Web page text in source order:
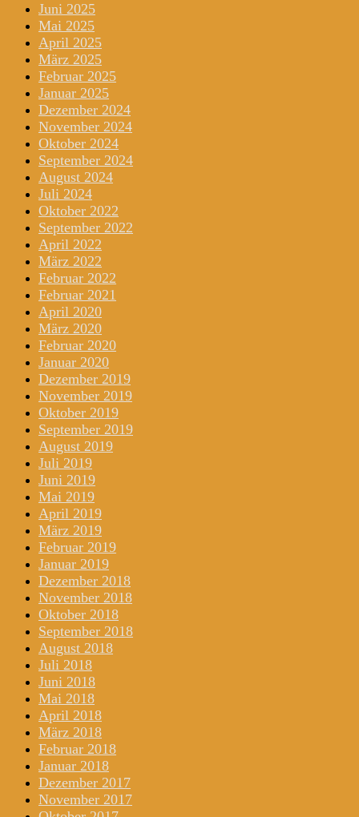
Juni 2025
Mai 2025
April 2025
März 2025
Februar 2025
Januar 2025
Dezember 2024
November 2024
Oktober 2024
September 2024
August 2024
Juli 2024
Oktober 2022
September 2022
April 2022
März 2022
Februar 2022
Februar 2021
April 2020
März 2020
Februar 2020
Januar 2020
Dezember 2019
November 2019
Oktober 2019
September 2019
August 2019
Juli 2019
Juni 2019
Mai 2019
April 2019
März 2019
Februar 2019
Januar 2019
Dezember 2018
November 2018
Oktober 2018
September 2018
August 2018
Juli 2018
Juni 2018
Mai 2018
April 2018
März 2018
Februar 2018
Januar 2018
Dezember 2017
November 2017